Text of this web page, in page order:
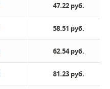
47.22 руб.
58.51 руб.
62.54 руб.
81.23 руб.